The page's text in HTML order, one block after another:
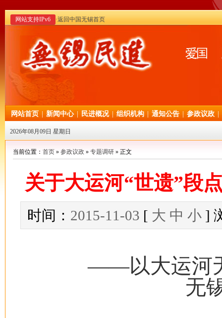
网站支持IPv6 ·返回中国无锡首页
网站首页 新闻中心 民进概况 组织机构 通知公告 参政议政
2026年08月09日 星期日
当前位置： 首页 » 参政议政 » 专题调研 » 正文
关于大运河“世遗”段
时间： 2015-11-03 [ 大 中 小 ]
——以大运河
无锡